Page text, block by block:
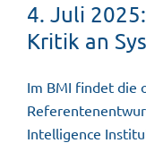
4. Juli
Kritik an
Im BMI findet die
Intelligence